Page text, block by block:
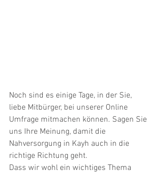
Noch sind es einige Tage, in der Sie,
liebe Mitbürger, bei unserer Online
Umfrage mitmachen können. Sagen Sie
uns Ihre Meinung, damit die
Nahversorgung in Kayh auch in die
richtige Richtung geht.
Dass wir wohl ein wichtiges Thema